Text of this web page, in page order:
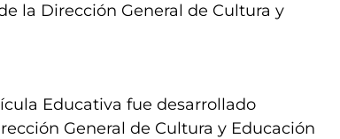
la Dirección General de Cultura y
Educativa fue desarrollado
General de Cultura y Educación